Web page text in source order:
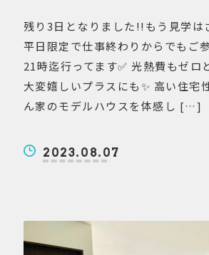
残り3日となりました!!もう見学は
平日限定で仕事終わりからでもご
21時迄行ってます✅ 光熱費もゼロ
大変嬉しいプラスにも✨ 高い住宅
ん家のモデルハウスを体感し […]
2023.08.07